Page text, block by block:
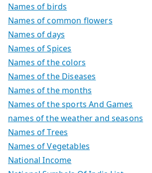
Names of birds
Names of common flowers
Names of days
Names of Spices
Names of the colors
Names of the Diseases
Names of the months
Names of the sports And Games
names of the weather and seasons
Names of Trees
Names of Vegetables
National Income